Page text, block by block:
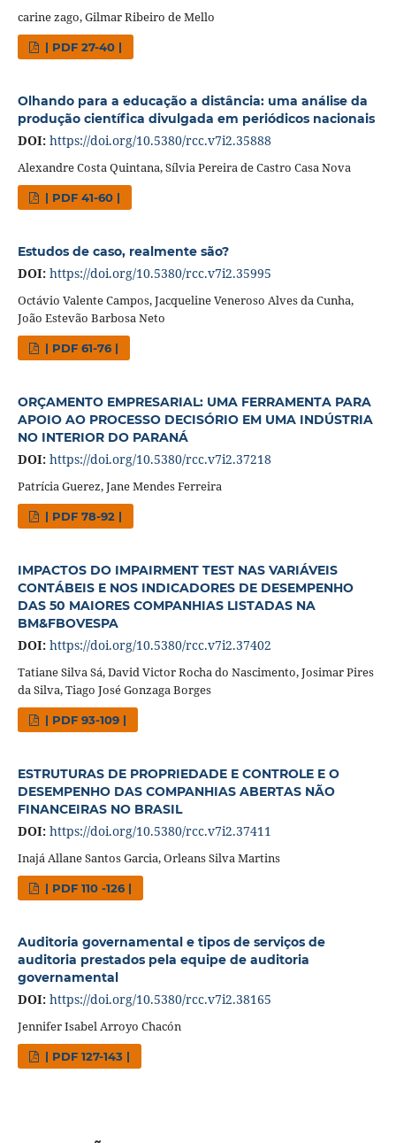
carine zago, Gilmar Ribeiro de Mello
| PDF 27-40 |
Olhando para a educação a distância: uma análise da
produção científica divulgada em periódicos nacionais
DOI: https://doi.org/10.5380/rcc.v7i2.35888
Alexandre Costa Quintana, Sílvia Pereira de Castro Casa Nova
| PDF 41-60 |
Estudos de caso, realmente são?
DOI: https://doi.org/10.5380/rcc.v7i2.35995
Octávio Valente Campos, Jacqueline Veneroso Alves da Cunha,
João Estevão Barbosa Neto
| PDF 61-76 |
ORÇAMENTO EMPRESARIAL: UMA FERRAMENTA PARA
APOIO AO PROCESSO DECISÓRIO EM UMA INDÚSTRIA
NO INTERIOR DO PARANÁ
DOI: https://doi.org/10.5380/rcc.v7i2.37218
Patrícia Guerez, Jane Mendes Ferreira
| PDF 78-92 |
IMPACTOS DO IMPAIRMENT TEST NAS VARIÁVEIS
CONTÁBEIS E NOS INDICADORES DE DESEMPENHO
DAS 50 MAIORES COMPANHIAS LISTADAS NA
BM&FBOVESPA
DOI: https://doi.org/10.5380/rcc.v7i2.37402
Tatiane Silva Sá, David Victor Rocha do Nascimento, Josimar Pires
da Silva, Tiago José Gonzaga Borges
| PDF 93-109 |
ESTRUTURAS DE PROPRIEDADE E CONTROLE E O
DESEMPENHO DAS COMPANHIAS ABERTAS NÃO
FINANCEIRAS NO BRASIL
DOI: https://doi.org/10.5380/rcc.v7i2.37411
Inajá Allane Santos Garcia, Orleans Silva Martins
| PDF 110 -126 |
Auditoria governamental e tipos de serviços de
auditoria prestados pela equipe de auditoria
governamental
DOI: https://doi.org/10.5380/rcc.v7i2.38165
Jennifer Isabel Arroyo Chacón
| PDF 127-143 |